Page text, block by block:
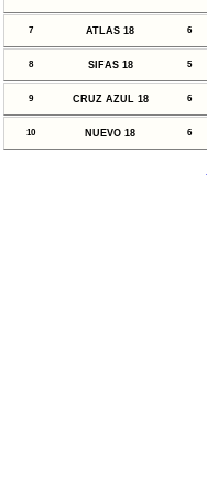
7 ATLAS 18 6
8 SIFAS 18 5
9 CRUZ AZUL 18 6
10 NUEVO 18 6